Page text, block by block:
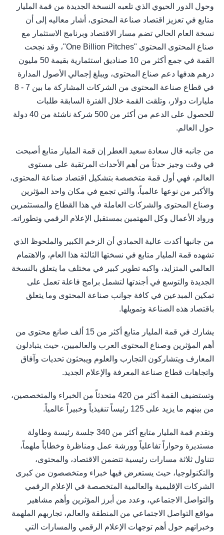
وحول الدور الحيوي الذي تلعبه النسخة الجديدة من قمة المليار
متابع في تعزيز اقتصاد صناعة المحتوى، أشار معاليه إلى أن
نسخة العام الحالي تضم مسار الاقتصاد وبرنامج الاستثمار مع
صناع المحتوى المحتوى "One Billion Pitches"، وقد نجحت
القمة في جمع أكثر من 10 صناديق استثمارية بقيمة 50 مليون
درهم هدفها دعم صناع المحتوى، ويبلغ إجمالي الأصول المدارة
في قطاع صناعة المحتوى من الشركات المشاركة ما بين 7 - 8
مليارات دولار، وتلقت القمة خلال الفترة السابقة طلبات
للحصول على الدعم من أكثر من 500 شركة ناشئة من 40 دولة
حول العالم.
من جانبه قال سعادة سعيد العطر إن قمة المليار متابع أصبحت
في وقت وجيز حدثاً من أهم الأحداث المرتقبة على مستوى
العالم، فهي أول قمة متخصصة بتشكيل اقتصاد صناعة المحتوى،
والأكبر من نوعها عالمياً، والتي تجمع في مكان واحد المؤثرين
وصناع المحتوى والشركات العاملة في هذا القطاع والمستثمرين
ورواد الأعمال وكل المهتمين بمستقبل الإعلام الرقمي وتطوراته.
من جانبها أكدت عالية الحمادي أن الزخم الكبير والملحوظ الذي
تشهده قمة المليار متابع في نسختها الثالثة هذا العام، والاهتمام
العالمي المتزايد، واكبه تطوير كبير في مختلف ما يتعلق بالنسخة
الجديدة والتوسع في أجندتها لتشمل برامج فاعلة تعمل على
تمكين المبدعين في كافة جوانب صناعة المحتوى وما يتعلق
باقتصاد هذه الصناعة وتمويلها.
يشارك في قمة المليار متابع أكثر من 15 ألف صانع محتوى من
أهم المؤثرين وصناع المحتوى العرب والعالميين، حيث يتبادلون
المعارف ويتشاركون التجارب والعلوم ويبحثون تحديات وآفاق
واتجاهات قطاع صناعة المعرفة والإعلام الجديد.
وتستضيف القمة أكثر من 420 متحدثاً من الخبراء والمتخصصين،
من بينهم ما يزيد على 125 رئيساً تنفيذياً وخبيراً عالمياً.
وتقدم قمة المليار متابع أكثر من 340 جلسة رئيسة وطاولة
مستديرة وحواراً تفاعلياً وورشة عمل ومناظرة وخطاباً ملهماً،
تتناول ثلاثة مسارات رئيسية تتضمن الاقتصاد، والمحتوى،
والتكنولوجيا، حيث يستعرض فيها خبراء ومتخصصون من كبرى
الشركات الإقليمية والعالمية المتخصصة في الإعلام الرقمي
والتواصل الاجتماعي، وعدد من أبرز المؤثرين وأهم مشاهير
مواقع التواصل الاجتماعي من المنطقة والعالم، تجاربهم الملهمة
وخبراتهم حول أهم توجهات الإعلام الرقمي والمسارات التي